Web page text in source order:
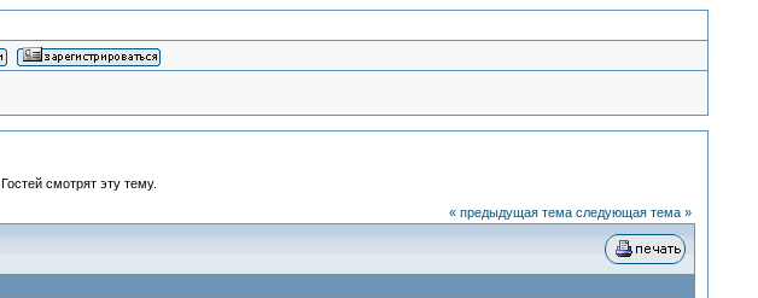
смотрят эту тему.
« предыдущая тема следующая тема »